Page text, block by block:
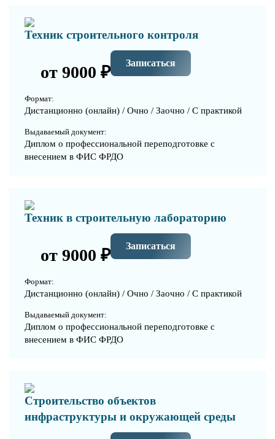
Техник строительного контроля
от 9000 ₽ Записаться
Формат:
Дистанционно (онлайн) / Очно / Заочно / С практикой
Выдаваемый документ:
Диплом о профессиональной переподготовке с
внесением в ФИС ФРДО
Техник в строительную лабораторию
от 9000 ₽ Записаться
Формат:
Дистанционно (онлайн) / Очно / Заочно / С практикой
Выдаваемый документ:
Диплом о профессиональной переподготовке с
внесением в ФИС ФРДО
Строительство объектов
инфраструктуры и окружающей среды